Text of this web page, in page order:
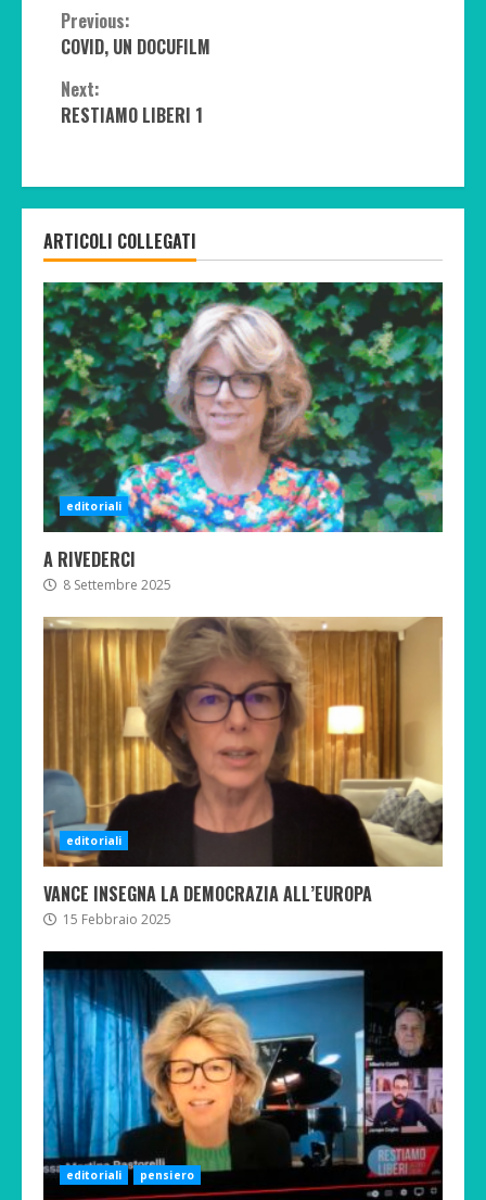
Continue
Reading
Previous:
COVID, UN DOCUFILM
Next:
RESTIAMO LIBERI 1
ARTICOLI COLLEGATI
editoriali
A RIVEDERCI
8 Settembre 2025
editoriali
VANCE INSEGNA LA DEMOCRAZIA ALL’EUROPA
15 Febbraio 2025
editoriali pensiero